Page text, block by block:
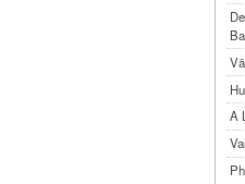
A